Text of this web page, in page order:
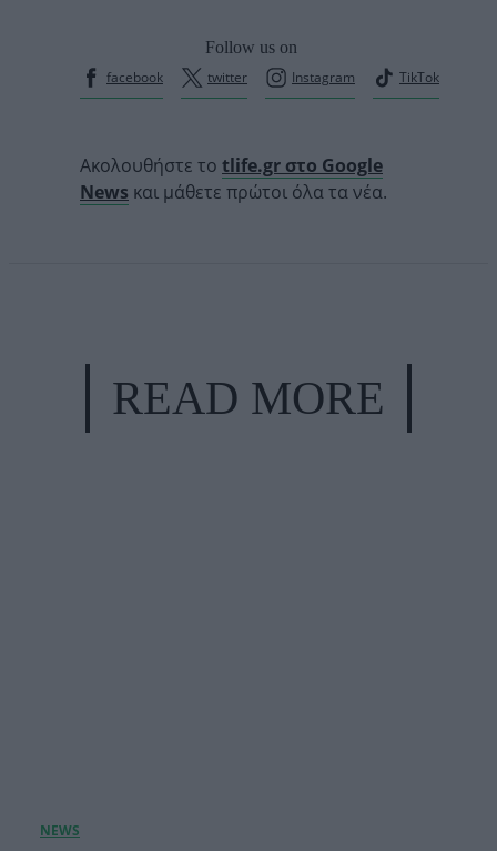
Follow us on
facebook
twitter Instagram TikTok
Ακολουθήστε το tlife.gr στο Google
News και μάθετε πρώτοι όλα τα νέα.
READ MORE